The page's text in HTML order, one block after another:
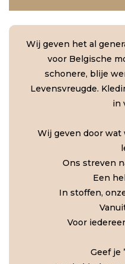
Wij geven het al
voor Belgische
schonere, blije
Levensvreugde.
in
Wij geven door wat
Ons streven
Een
In stoffen,
Voor
Geef je